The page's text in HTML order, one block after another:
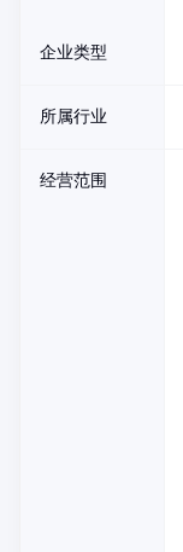
企业类型
所属行业
经营范围